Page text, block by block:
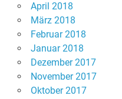
April 2018
März 2018
Februar 2018
Januar 2018
Dezember 2017
November 2017
Oktober 2017